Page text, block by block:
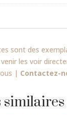
sont des
les voir
| Contactez-
similaires